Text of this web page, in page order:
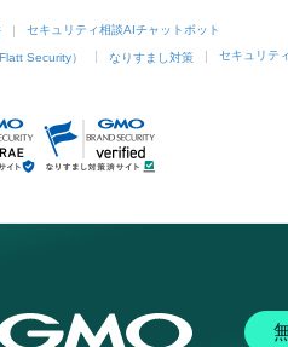
セキュリティ相談AIチャットボット
Security） なりすまし対策 セキュリテ